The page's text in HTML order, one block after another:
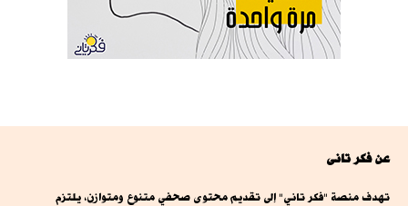
عن فكر تانى
تهدف منصة "فكر تاني" إلى تقديم محتوى صحفي متنوع ومتوازن، يلتزم